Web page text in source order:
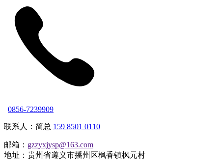
0856-7239909
联系人：简总 159 8501 0110
邮箱： gzzyxjysp@163.com
地址：贵州省遵义市播州区枫香镇枫元村